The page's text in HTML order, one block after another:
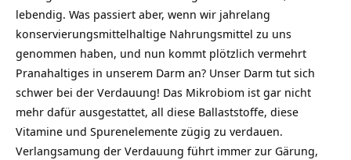
lebendig. Was passiert aber, wenn wir jahrelang
konservierungsmittelhaltige Nahrungsmittel zu uns
genommen haben, und nun kommt plötzlich vermehrt
Pranahaltiges in unserem Darm an? Unser Darm tut sich
schwer bei der Verdauung! Das Mikrobiom ist gar nicht
mehr dafür ausgestattet, all diese Ballaststoffe, diese
Vitamine und Spurenelemente zügig zu verdauen.
Verlangsamung der Verdauung führt immer zur Gärung,